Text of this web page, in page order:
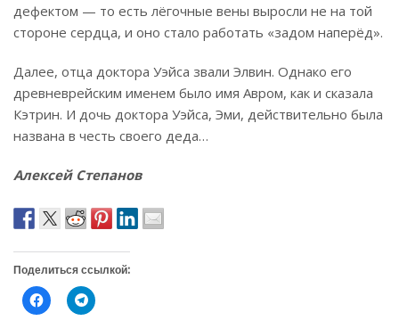
дефектом — то есть лёгочные вены выросли не на той
стороне сердца, и оно стало работать «задом наперёд».
Далее, отца доктора Уэйса звали Элвин. Однако его
древневрейским именем было имя Авром, как и сказала
Кэтрин. И дочь доктора Уэйса, Эми, действительно была
названа в честь своего деда…
Алексей Степанов
Поделиться ссылкой:
Н
а
Н
а